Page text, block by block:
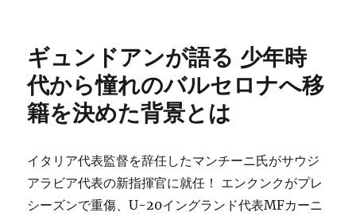
ギュンドアンが語る 少年時
代から憧れのバルセロナへ移
籍を決めた背景とは
イタリア代表監督を辞任したマンチーニ氏がサウジ
アラビア代表の新指揮官に就任！ エンクンクがプレ
シーズンで重傷、U-20イングランド代表MFカーニ